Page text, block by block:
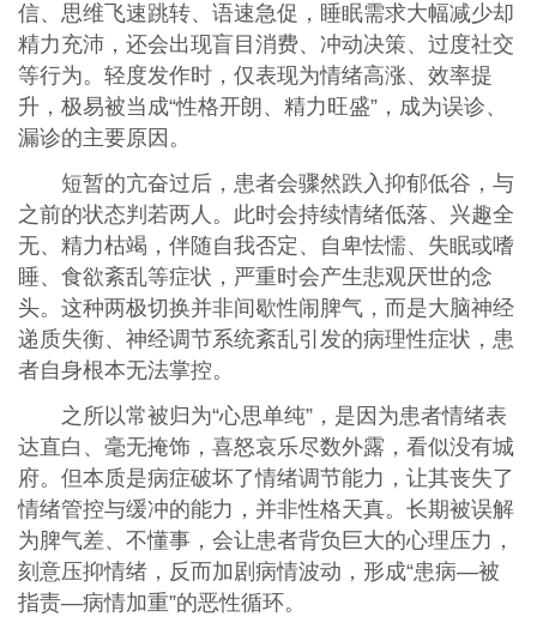
信、思维飞速跳转、语速急促，睡眠需求大幅减少却
精力充沛，还会出现盲目消费、冲动决策、过度社交
等行为。轻度发作时，仅表现为情绪高涨、效率提
升，极易被当成“性格开朗、精力旺盛”，成为误诊、
漏诊的主要原因。
短暂的亢奋过后，患者会骤然跌入抑郁低谷，与
之前的状态判若两人。此时会持续情绪低落、兴趣全
无、精力枯竭，伴随自我否定、自卑怯懦、失眠或嗜
睡、食欲紊乱等症状，严重时会产生悲观厌世的念
头。这种两极切换并非间歇性闹脾气，而是大脑神经
递质失衡、神经调节系统紊乱引发的病理性症状，患
者自身根本无法掌控。
之所以常被归为“心思单纯”，是因为患者情绪表
达直白、毫无掩饰，喜怒哀乐尽数外露，看似没有城
府。但本质是病症破坏了情绪调节能力，让其丧失了
情绪管控与缓冲的能力，并非性格天真。长期被误解
为脾气差、不懂事，会让患者背负巨大的心理压力，
刻意压抑情绪，反而加剧病情波动，形成“患病—被
指责—病情加重”的恶性循环。